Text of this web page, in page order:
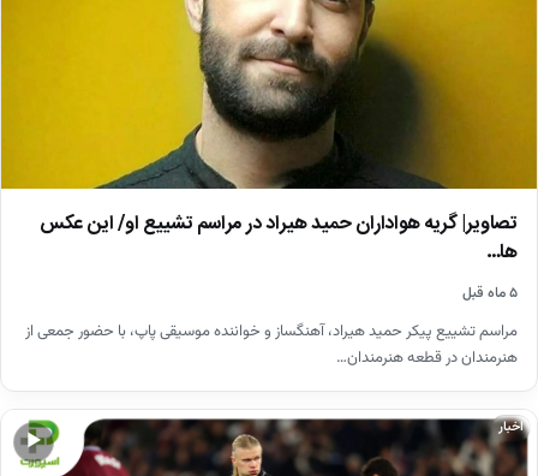
تصاویر| گریه هواداران حمید هیراد در مراسم تشییع او/ این عکس
ها…
۵ ماه قبل
مراسم تشییع پیکر حمید هیراد، آهنگساز و خواننده موسیقی پاپ، با حضور جمعی از
هنرمندان در قطعه هنرمندان…
▶
اخبار